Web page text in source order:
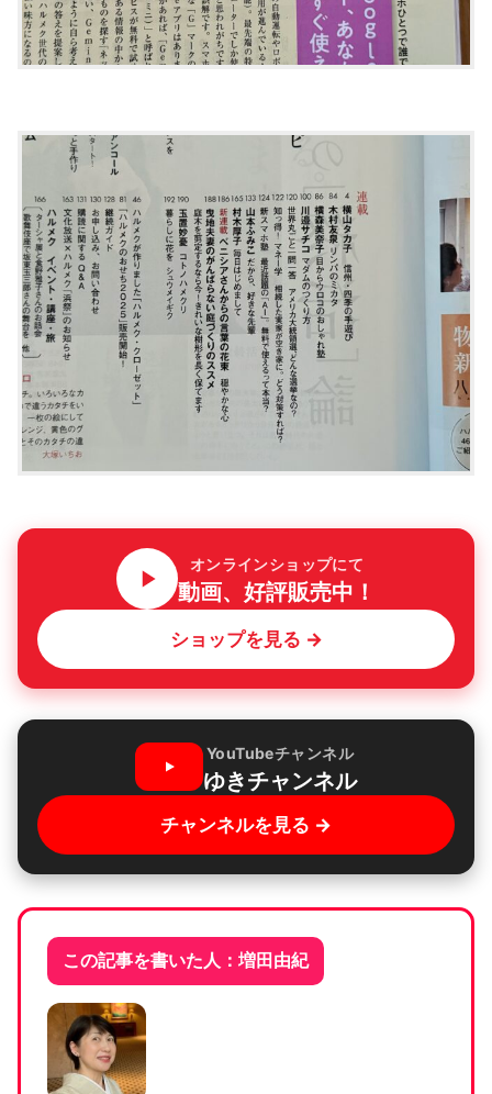
オンラインショップにて
動画、好評販売中！
ショップを見る →
YouTubeチャンネル
ゆきチャンネル
チャンネルを見る →
この記事を書いた人：増田由紀